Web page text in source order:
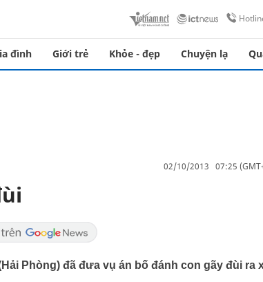
đình Giới trẻ Khỏe - đẹp Chuyện lạ
02/10/2013 07:25
Phòng) đã đưa vụ án bố đánh con gãy đùi ra